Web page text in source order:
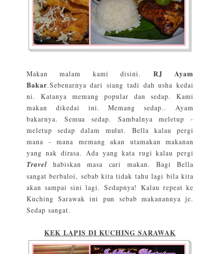
Makan malam kami disini. RJ Ayam
Bakar.Sebenarnya dari siang tadi dah usha kedai
ni. Katanya memang popular dan sedap. Kami
makan dikedai ini. Memang sedap.. Ayam
bakarnya. Semua sedap. Sambalnya meletup -
meletup sedap dalam mulut. Bella kalau pergi
mana - mana memang akan utamakan makanan
yang nak dirasa. Ada yang kata rugi kalau pergi
Travel habiskan masa cari makan. Bagi Bella
sangat berbaloi, sebab kita tidak tahu lagi bila kita
akan sampai sini lagi. Sedapnya! Kalau repeat ke
Kuching Sarawak ini pun sebab makanannya je.
Sedap sangat.
KEK LAPIS DI KUCHING SARAWAK